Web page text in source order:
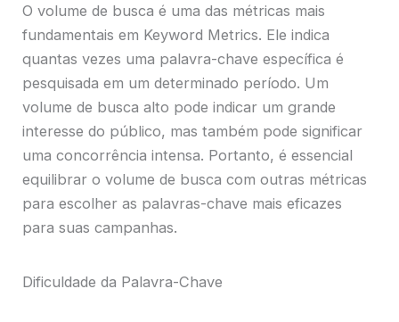
O volume de busca é uma das métricas mais
fundamentais em Keyword Metrics. Ele indica
quantas vezes uma palavra-chave específica é
pesquisada em um determinado período. Um
volume de busca alto pode indicar um grande
interesse do público, mas também pode significar
uma concorrência intensa. Portanto, é essencial
equilibrar o volume de busca com outras métricas
para escolher as palavras-chave mais eficazes
para suas campanhas.
Dificuldade da Palavra-Chave